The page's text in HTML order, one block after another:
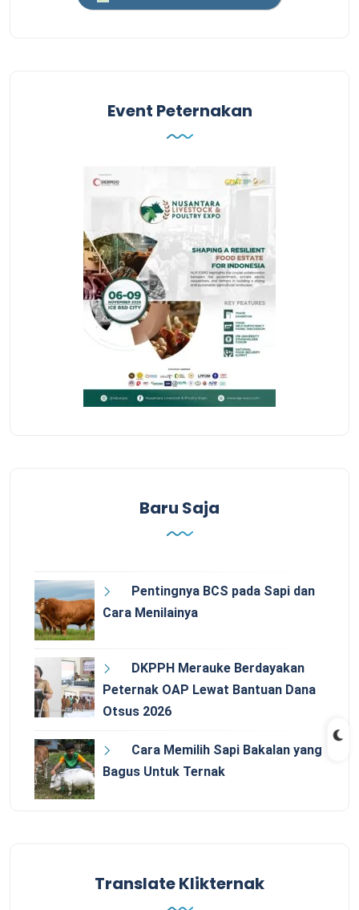
Event Peternakan
Baru Saja
Pentingnya BCS pada Sapi dan
Cara Menilainya
DKPPH Merauke Berdayakan
Peternak OAP Lewat Bantuan Dana
Otsus 2026
Cara Memilih Sapi Bakalan yang
Bagus Untuk Ternak
Translate Klikternak